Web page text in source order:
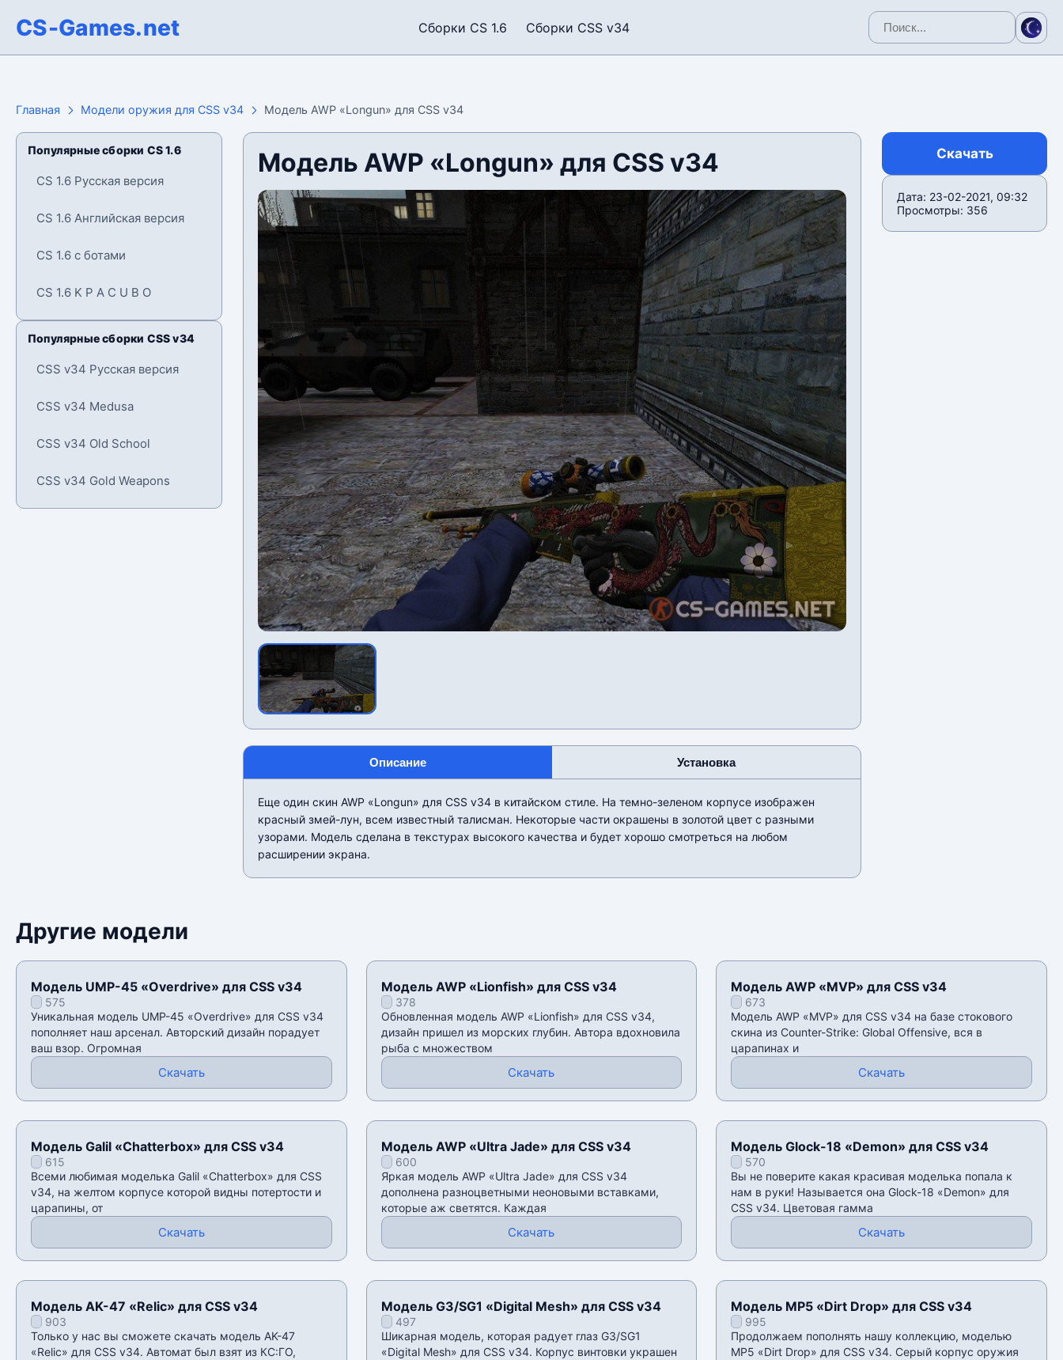
CS-Games.net Сборки CS 1.6 Сборки CSS v34
Главная Модели оружия для CSS v34 Модель AWP «Longun» для CSS v34
Популярные сборки CS 1.6
CS 1.6 Русская версия
CS 1.6 Английская версия
CS 1.6 с ботами
CS 1.6 K P A C U B O
Популярные сборки CSS v34
CSS v34 Русская версия
CSS v34 Medusa
CSS v34 Old School
CSS v34 Gold Weapons
Модель AWP «Longun» для CSS v34
Описание Установка
Еще один скин AWP «Longun» для CSS v34 в китайском стиле. На темно-зеленом корпусе изображен
красный змей-лун, всем известный талисман. Некоторые части окрашены в золотой цвет с разными
узорами. Модель сделана в текстурах высокого качества и будет хорошо смотреться на любом
расширении экрана.
Скачать
Дата: 23-02-2021, 09:32
Просмотры: 356
Другие модели
Модель UMP-45 «Overdrive» для CSS v34
575
Уникальная модель UMP-45 «Overdrive» для CSS v34
пополняет наш арсенал. Авторский дизайн порадует
ваш взор. Огромная
Скачать
Модель AWP «Lionfish» для CSS v34
378
Обновленная модель AWP «Lionfish» для CSS v34,
дизайн пришел из морских глубин. Автора вдохновила
рыба с множеством
Скачать
Модель AWP «MVP» для CSS v34
673
Модель AWP «MVP» для CSS v34 на базе стокового
скина из Counter-Strike: Global Offensive, вся в
царапинах и
Скачать
Модель Galil «Chatterbox» для CSS v34
615
Всеми любимая моделька Galil «Chatterbox» для CSS
v34, на желтом корпусе которой видны потертости и
царапины, от
Скачать
Модель AWP «Ultra Jade» для CSS v34
600
Яркая модель AWP «Ultra Jade» для CSS v34
дополнена разноцветными неоновыми вставками,
которые аж светятся. Каждая
Скачать
Модель Glock-18 «Demon» для CSS v34
570
Вы не поверите какая красивая моделька попала к
нам в руки! Называется она Glock-18 «Demon» для
CSS v34. Цветовая гамма
Скачать
Модель AK-47 «Relic» для CSS v34
903
Только у нас вы сможете скачать модель AK-47
«Relic» для CSS v34. Автомат был взят из КС:ГО,
Модель G3/SG1 «Digital Mesh» для CSS v34
497
Шикарная модель, которая радует глаз G3/SG1
«Digital Mesh» для CSS v34. Корпус винтовки украшен
Модель MP5 «Dirt Drop» для CSS v34
995
Продолжаем пополнять нашу коллекцию, моделью
MP5 «Dirt Drop» для CSS v34. Серый корпус оружия